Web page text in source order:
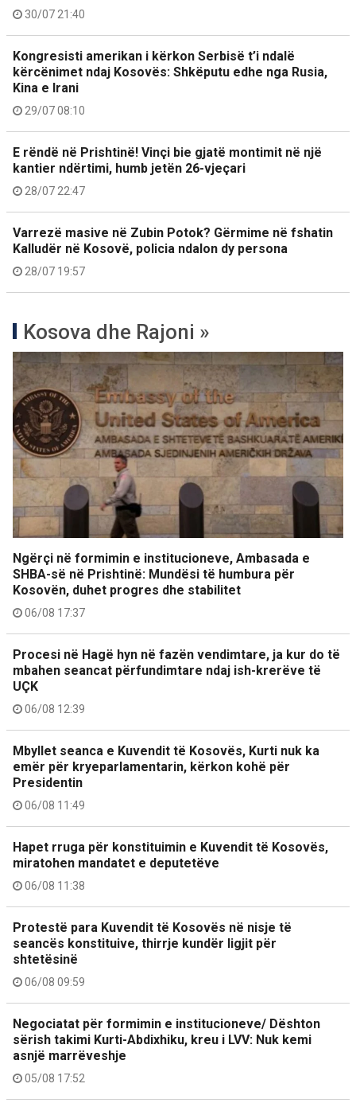
30/07 21:40
Kongresisti amerikan i kërkon Serbisë t’i ndalë
kërcënimet ndaj Kosovës: Shkëputu edhe nga Rusia,
Kina e Irani
29/07 08:10
E rëndë në Prishtinë! Vinçi bie gjatë montimit në një
kantier ndërtimi, humb jetën 26-vjeçari
28/07 22:47
Varrezë masive në Zubin Potok? Gërmime në fshatin
Kalludër në Kosovë, policia ndalon dy persona
28/07 19:57
Kosova dhe Rajoni »
Ngërçi në formimin e institucioneve, Ambasada e
SHBA-së në Prishtinë: Mundësi të humbura për
Kosovën, duhet progres dhe stabilitet
06/08 17:37
Procesi në Hagë hyn në fazën vendimtare, ja kur do të
mbahen seancat përfundimtare ndaj ish-krerëve të
UÇK
06/08 12:39
Mbyllet seanca e Kuvendit të Kosovës, Kurti nuk ka
emër për kryeparlamentarin, kërkon kohë për
Presidentin
06/08 11:49
Hapet rruga për konstituimin e Kuvendit të Kosovës,
miratohen mandatet e deputetëve
06/08 11:38
Protestë para Kuvendit të Kosovës në nisje të
seancës konstituive, thirrje kundër ligjit për
shtetësinë
06/08 09:59
Negociatat për formimin e institucioneve/ Dështon
sërish takimi Kurti-Abdixhiku, kreu i LVV: Nuk kemi
asnjë marrëveshje
05/08 17:52